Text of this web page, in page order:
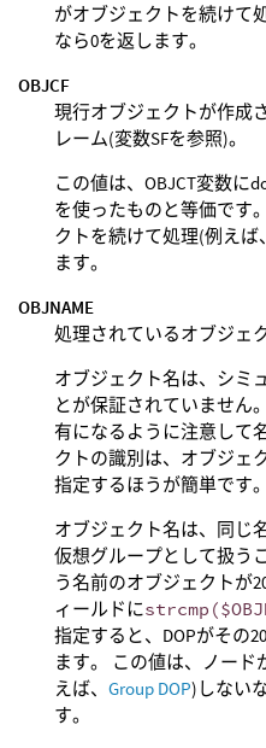
がオブジェクトを続けて
なら0を返します。
OBJCF
現行オブジェクトが作成
レーム(変数SFを参照)。
この値は、OBJCT変数に
を使ったものと等価です
クトを続けて処理(例えば、
ます。
OBJNAME
処理されているオブジェ
オブジェクト名は、シミ
とが保証されていません
有になるように注意して
クトの識別は、オブジェ
指定するほうが簡単です。
オブジェクト名は、同じ
仮想グループとして扱う
う名前のオブジェクトが
ィールドに
指定すると、DOPがその
ます。 この値は、ノー
えば、 Group DOP)しない
す。